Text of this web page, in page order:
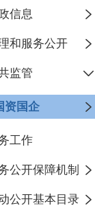
信息
和服务公开
监管
资国企
工作
公开保障机制
公开基本目录